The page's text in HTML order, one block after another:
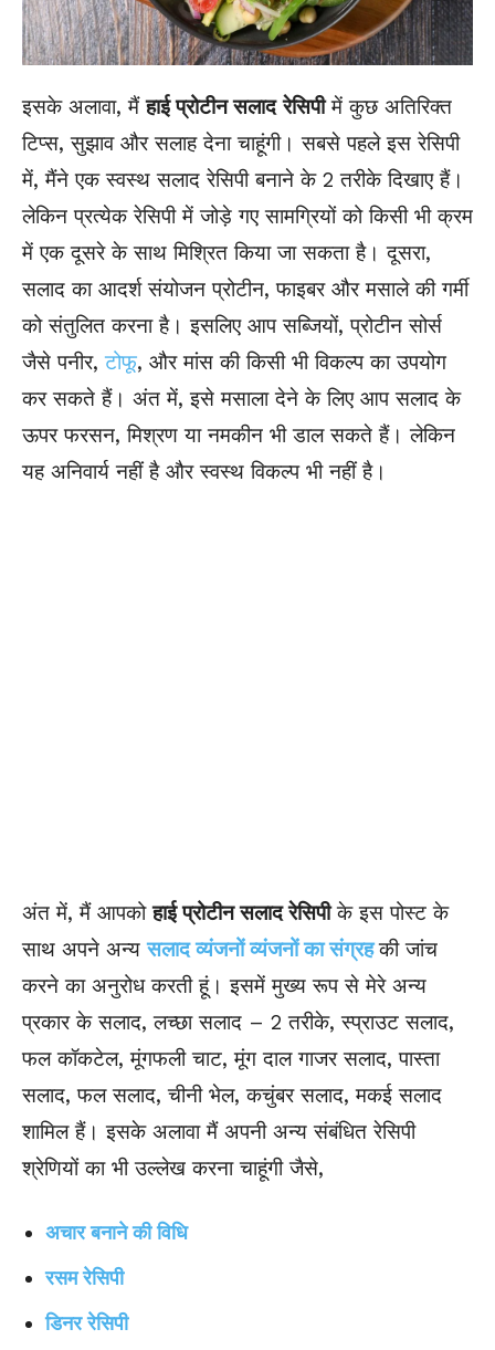
इसके अलावा, मैंहाई प्रोटीन सलाद रेसिपीमें कुछ अतिरिक्त
टिप्स, सुझाव और सलाह देना चाहूंगी। सबसे पहले इस रेसिपी
में, मैंने एक स्वस्थ सलाद रेसिपी बनाने के 2 तरीके दिखाए हैं।
लेकिन प्रत्येक रेसिपी में जोड़े गए सामग्रियों को किसी भी क्रम
में एक दूसरे के साथ मिश्रित किया जा सकता है। दूसरा,
सलाद का आदर्श संयोजन प्रोटीन, फाइबर और मसाले की गर्मी
को संतुलित करना है। इसलिए आप सब्जियों, प्रोटीन सोर्स
जैसे पनीर,टोफू, और मांस की किसी भी विकल्प का उपयोग
कर सकते हैं। अंत में, इसे मसाला देने के लिए आप सलाद के
ऊपर फरसन, मिश्रण या नमकीन भी डाल सकते हैं। लेकिन
यह अनिवार्य नहीं है और स्वस्थ विकल्प भी नहीं है।
अंत में, मैं आपकोहाई प्रोटीन सलाद रेसिपीके इस पोस्ट के
साथ अपने अन्यसलाद व्यंजनों व्यंजनों का संग्रहकी जांच
करने का अनुरोध करती हूं। इसमें मुख्य रूप से मेरे अन्य
प्रकार के सलाद, लच्छा सलाद – 2 तरीके, स्प्राउट सलाद,
फल कॉकटेल, मूंगफली चाट, मूंग दाल गाजर सलाद, पास्ता
सलाद, फल सलाद, चीनी भेल, कचुंबर सलाद, मकई सलाद
शामिल हैं। इसके अलावा मैं अपनी अन्य संबंधित रेसिपी
श्रेणियों का भी उल्लेख करना चाहूंगी जैसे,
अचार बनाने की विधि
रसम रेसिपी
डिनर रेसिपी